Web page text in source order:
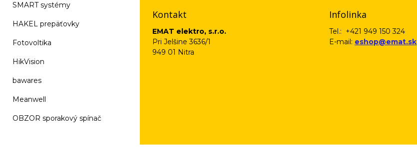
SMART systémy
HAKEL prepäťovky
Fotovoltika
HikVision
bawares
Meanwell
OBZOR sporakový spínač
Kontakt
EMAT elektro, s.r.o.
Pri Jelšine 3636/1
949 01 Nitra
Infolinka
Tel.: +421 949 150 324
E-mail: eshop@emat.sk